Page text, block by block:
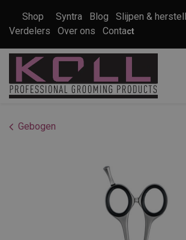
Shop Syntra Blog Slijpen &
Verdelers
Over ons Contact
Gebogen